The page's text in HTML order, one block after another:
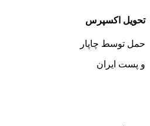
تحویل اکسپرس
حمل توسط چاپار
و پست ایران